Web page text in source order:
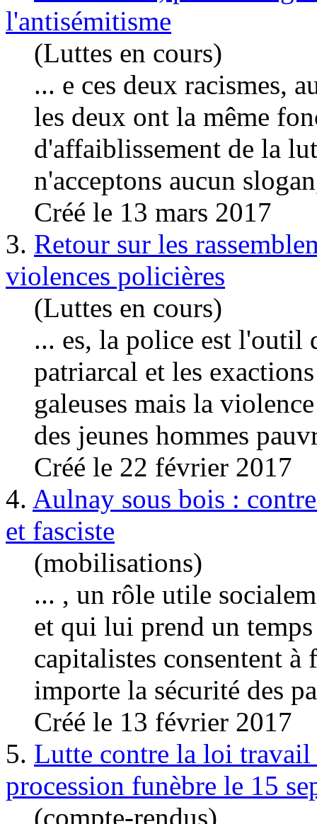
l'antisémitisme
(Luttes en cours)
... e ces deux racismes,
les deux ont la même
d'affaiblissement de la
n'acceptons aucun
Créé le 13 mars 2017
3. Retour sur les
violences policières
(Luttes en cours)
... es, la police est l'outil
patriarcal et les
galeuses mais la
des jeunes hommes
Créé le 22 février 2017
4. Aulnay sous bois :
et fasciste
(mobilisations)
... , un rôle utile
et qui lui prend un
capitalistes consentent à
importe la sécurité des
Créé le 13 février 2017
5. Lutte contre la loi
procession funèbre le 15
(compte-rendus)